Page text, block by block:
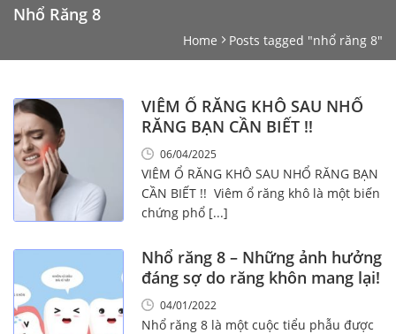
Nhổ Răng 8
Home Posts tagged "nhổ răng 8"
VIÊM Ổ RĂNG KHÔ SAU NHỔ
RĂNG BẠN CẦN BIẾT !!
06/04/2025
VIÊM Ổ RĂNG KHÔ SAU NHỔ RĂNG BẠN
CẦN BIẾT !! Viêm ổ răng khô là một biến
chứng phổ [...]
Nhổ răng 8 – Những ảnh hưởng
đáng sợ do răng khôn mang lại!
04/01/2022
Nhổ răng 8 là một cuộc tiểu phẫu được